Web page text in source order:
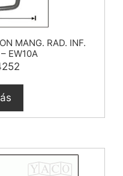
MANG. RAD. INF.
EW10A